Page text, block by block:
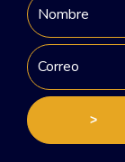
>